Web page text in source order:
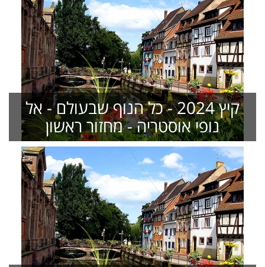
קיץ 2024 - כל הנוף שבעולם - אל
נופי אוסטריה - מחזור ראשון